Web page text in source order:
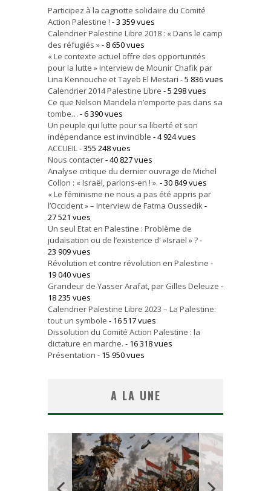
Participez à la cagnotte solidaire du Comité
Action Palestine ! - 3 359 vues
Calendrier Palestine Libre 2018 : « Dans le camp
des réfugiés »- 8 650 vues
« Le contexte actuel offre des opportunités
pour la lutte » Interview de Mounir Chafik par
Lina Kennouche et Tayeb El Mestari - 5 836 vues
Calendrier 2014 Palestine Libre - 5 298 vues
Ce que Nelson Mandela n’emporte pas dans sa
tombe… - 6 390 vues
Un peuple qui lutte pour sa liberté et son
indépendance est invincible - 4 924 vues
ACCUEIL - 355 248 vues
Nous contacter- 40 827 vues
Analyse critique du dernier ouvrage de Michel
Collon : « Israël, parlons-en ! ». - 30 849 vues
« Le féminisme ne nous a pas été appris par
l’Occident » – Interview de Fatma Oussedik -
27 521 vues
Un seul Etat en Palestine : Problème de
judaïsation ou de l’existence d' »Israël » ?-
23 909 vues
Révolution et contre révolution en Palestine -
19 040 vues
Grandeur de Yasser Arafat, par Gilles Deleuze -
18 235 vues
Calendrier Palestine Libre 2023 – La Palestine:
tout un symbole - 16 517 vues
Dissolution du Comité Action Palestine : la
dictature en marche. - 16 318 vues
Présentation - 15 950 vues
A LA UNE